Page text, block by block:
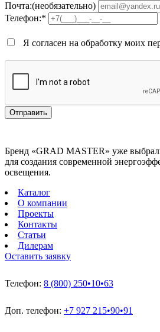
Почта:(необязательно)
Телефон:*
Я согласен на обработку моих
Отправить
Бренд «GRAD MASTER» уже
для создания современной
освещения.
Каталог
О компании
Проекты
Контакты
Статьи
Дилерам
Оставить заявку
Телефон: 8 (800) 250•10•63
Доп. телефон: +7 927 215•90•91